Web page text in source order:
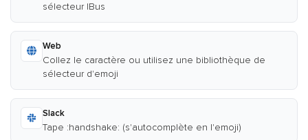
sélecteur IBus
Web
Collez le caractère ou utilisez une bibliothèque de
sélecteur d'emoji
Slack
Tape :handshake: (s'autocomplète en l'emoji)